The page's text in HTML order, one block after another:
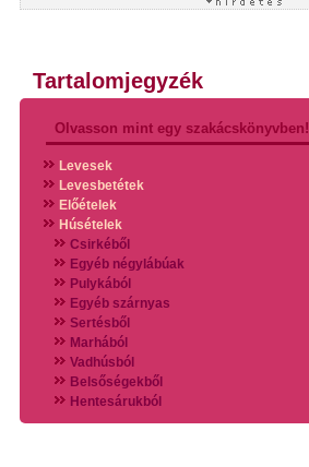
Tartalomjegyzék
Olvasson mint egy szakácskönyvben!
Levesek
Levesbetétek
Előételek
Húsételek
Csirkéből
Egyéb négylábúak
Pulykából
Egyéb szárnyas
Sertésből
Marhából
Vadhúsból
Belsőségekből
Hentesárukból
Vadszárnyasokból